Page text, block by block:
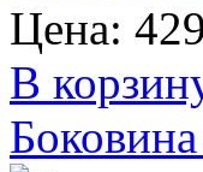
Цена:
В